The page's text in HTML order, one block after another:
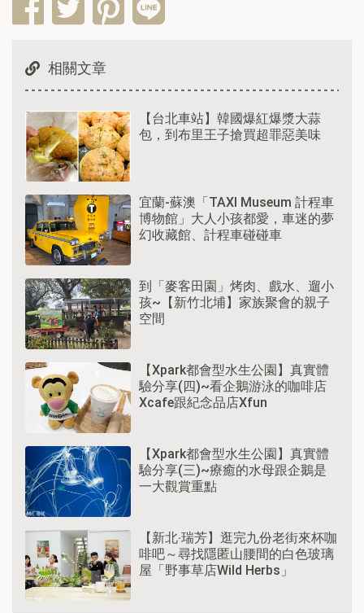
相關文章
【台北車站】韓國爆紅爆漿大蒜
包，到布里王子搶買超罪惡美味
宜蘭-蘇澳「TAXI Museum 計程車
博物館」大人小孩都愛，車迷的夢
幻收藏館、計程車碰碰車
到「麥客田園」烤肉、戲水、遛小
孩~【新竹北埔】家族聚會的親子
空間
【Xpark都會型水生公園】真實體
驗分享(四)~看企鵝游泳的咖啡店
Xcafe跟紀念品店Xfun
【Xpark都會型水生公園】真實體
驗分享(三)~療癒的水母跟企鵝是
一大觀賞重點
【新北‧瑞芳】逛完九份老街來杯咖
啡吧～尋找隱匿山腰間的白色玻璃
屋「野事草店Wild Herbs」